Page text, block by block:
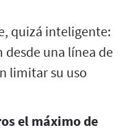
quizá inteligente:
una línea de
limitar su uso
el máximo de